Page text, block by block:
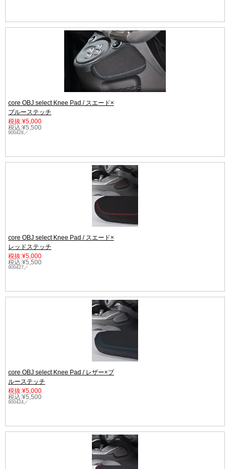
core OBJ select Knee Pad / スエード×
ブルーステッチ
税抜:¥5,000
税込:¥5,500
900428／
core OBJ select Knee Pad / スエード×
レッドステッチ
税抜:¥5,000
税込:¥5,500
900427／
core OBJ select Knee Pad / レザー×ブ
ルーステッチ
税抜:¥5,000
税込:¥5,500
900424／